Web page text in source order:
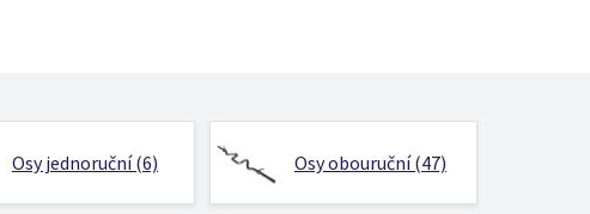
Osy jednoruční (6) Osy obouruční (47)